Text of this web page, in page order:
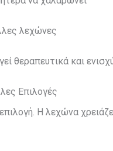
λεχώνες
θεραπευτικά και
Επιλογές
Η λεχώνα